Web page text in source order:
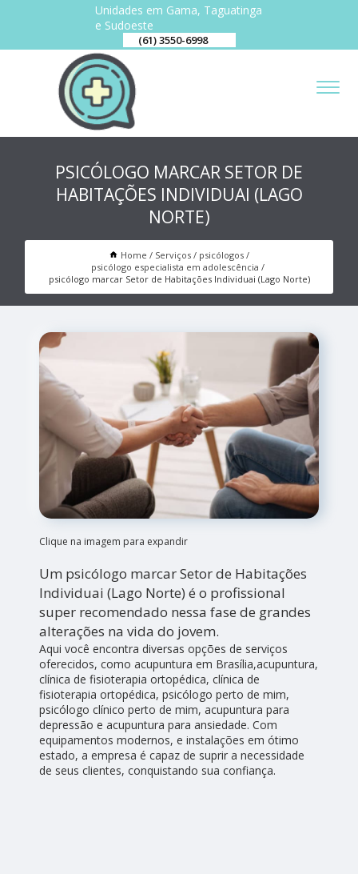
Unidades em Gama, Taguatinga
e Sudoeste
(61) 3550-6998
PSICÓLOGO MARCAR SETOR DE
HABITAÇÕES INDIVIDUAI (LAGO
NORTE)
Home Serviços
psicólogos
psicólogo especialista em adolescência
psicólogo marcar Setor de Habitações Individuai (Lago Norte)
Clique na imagem para expandir
Um psicólogo marcar Setor de Habitações
Individuai (Lago Norte) é o profissional
super recomendado nessa fase de grandes
alterações na vida do jovem.
Aqui você encontra diversas opções de serviços
oferecidos, como acupuntura em Brasília,acupuntura,
clínica de fisioterapia ortopédica, clínica de
fisioterapia ortopédica, psicólogo perto de mim,
psicólogo clínico perto de mim, acupuntura para
depressão e acupuntura para ansiedade. Com
equipamentos modernos, e instalações em ótimo
estado, a empresa é capaz de suprir a necessidade
de seus clientes, conquistando sua confiança.